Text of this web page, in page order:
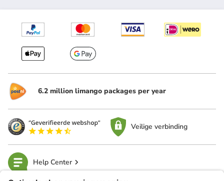
6.2 million limango packages per year
Veilige verbinding
Help Center